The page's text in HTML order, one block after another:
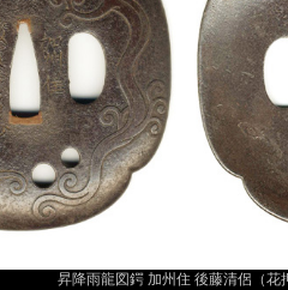
昇降雨龍図鍔 加州住 後藤清侶（花